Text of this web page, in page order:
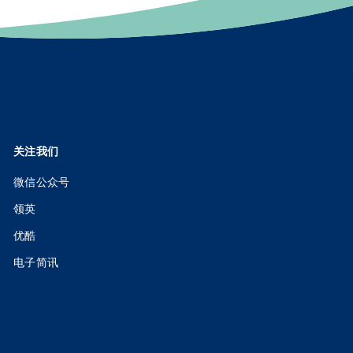
关注我们
微信公众号
领英
优酷
电子简讯